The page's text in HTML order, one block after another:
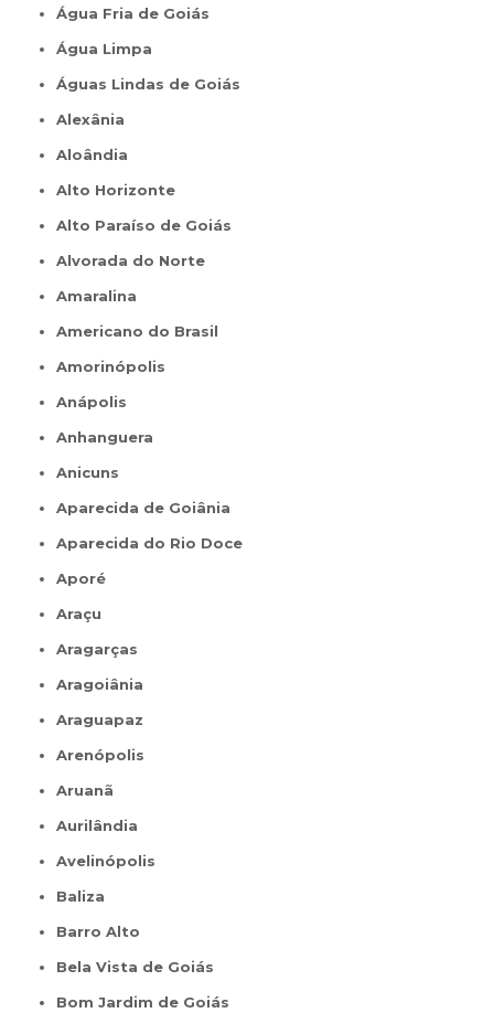
Água Fria de Goiás
Água Limpa
Águas Lindas de Goiás
Alexânia
Aloândia
Alto Horizonte
Alto Paraíso de Goiás
Alvorada do Norte
Amaralina
Americano do Brasil
Amorinópolis
Anápolis
Anhanguera
Anicuns
Aparecida de Goiânia
Aparecida do Rio Doce
Aporé
Araçu
Aragarças
Aragoiânia
Araguapaz
Arenópolis
Aruanã
Aurilândia
Avelinópolis
Baliza
Barro Alto
Bela Vista de Goiás
Bom Jardim de Goiás